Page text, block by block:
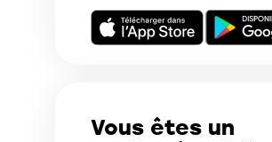
Vous êtes un